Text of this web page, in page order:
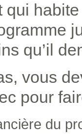
qui
qu’il
vous
pour
du